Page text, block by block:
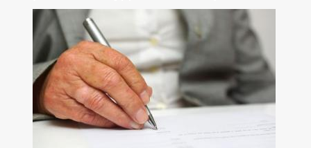
деятельности